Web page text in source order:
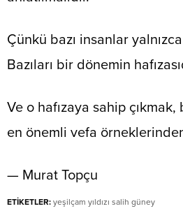
Çünkü bazı insanlar
Bazıları bir dönemin
Ve o hafızaya sahip
en önemli vefa
— Murat Topçu
ETİKETLER: yeşilçam yıldızı salih güney